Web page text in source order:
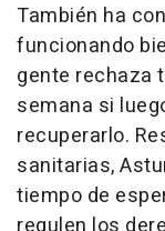
También ha
funcionando
gente rechaza
semana si
recuperarlo.
sanitarias,
tiempo de